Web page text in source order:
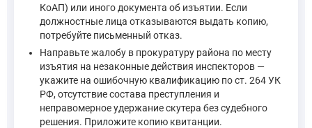
Право собственности у приобретателя вещи по
Собственник вправе истребовать свое имущество из
—Гражданский кодекс Российской Федерации, ст. 301
КоАП) или иного документа об изъятии. Если
должностные лица отказываются выдать копию,
потребуйте письменный отказ.
Направьте жалобу в прокуратуру района по месту
изъятия на незаконные действия инспекторов —
укажите на ошибочную квалификацию по ст. 264 УК
РФ, отсутствие состава преступления и
неправомерное удержание скутера без судебного
решения. Приложите копию квитанции.